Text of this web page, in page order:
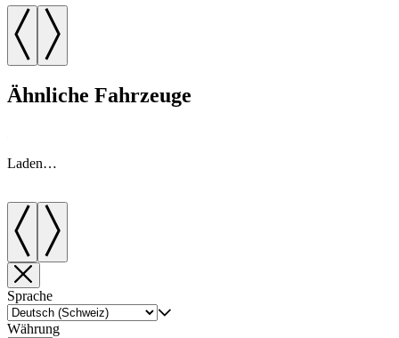
Ähnliche Fahrzeuge
Laden…
Sprache
Währung